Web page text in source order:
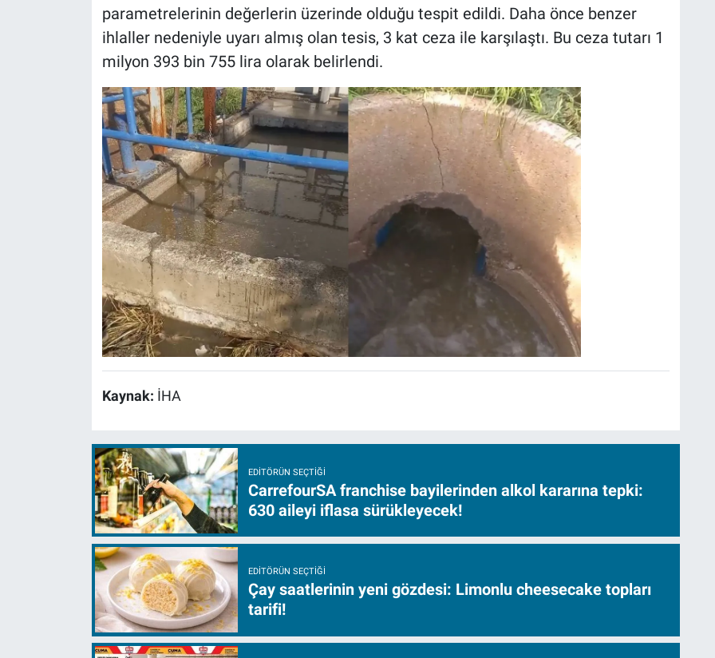
parametrelerinin değerlerin üzerinde olduğu tespit edildi. Daha önce benzer
ihlaller nedeniyle uyarı almış olan tesis, 3 kat ceza ile karşılaştı. Bu ceza tutarı 1
milyon 393 bin 755 lira olarak belirlendi.
Kaynak: İHA
EDITÖRÜN SEÇTIĞI
CarrefourSA franchise bayilerinden alkol kararına tepki:
630 aileyi iflasa sürükleyecek!
EDITÖRÜN SEÇTIĞI
Çay saatlerinin yeni gözdesi: Limonlu cheesecake topları
tarifi!